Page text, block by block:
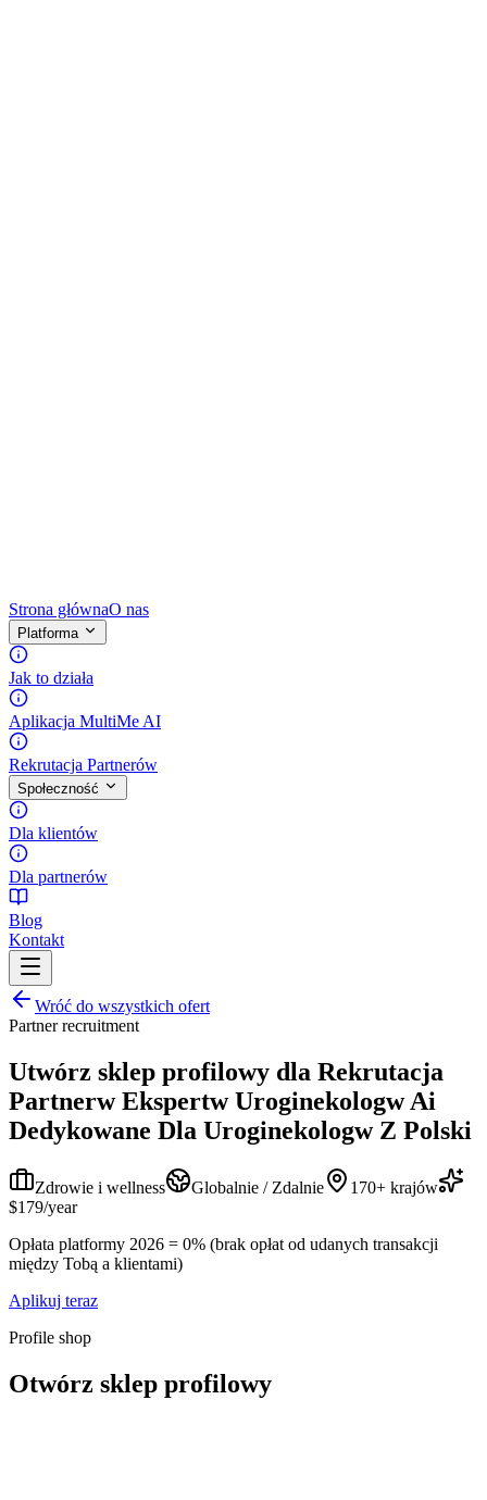
Strona głównaO nas
Platforma
Jak to działa
Aplikacja MultiMe AI
Rekrutacja Partnerów
Społeczność
Dla klientów
Dla partnerów
Blog
Kontakt
Wróć do wszystkich ofert
Partner recruitment
Utwórz sklep profilowy dla Rekrutacja
Partnerw Ekspertw Uroginekologw Ai
Dedykowane Dla Uroginekologw Z Polski
Zdrowie i wellness Globalnie / Zdalnie
170+ krajów
$179/year
Opłata platformy 2026 = 0% (brak opłat od udanych transakcji
między Tobą a klientami)
Aplikuj teraz
Profile shop
Otwórz sklep profilowy